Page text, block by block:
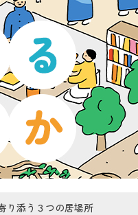
り添う３つの居場所